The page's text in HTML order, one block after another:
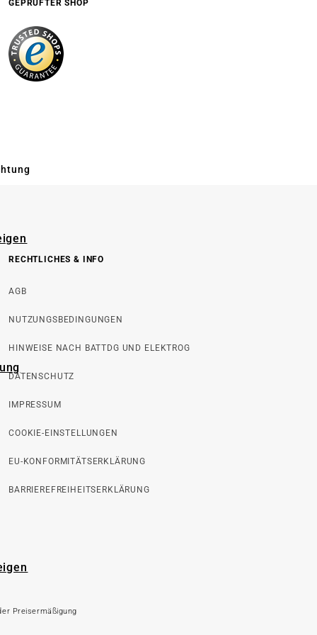
GEPRÜFTER SHOP
RECHTLICHES & INFO
AGB
NUTZUNGSBEDINGUNGEN
HINWEISE NACH BATTDG UND ELEKTROG
DATENSCHUTZ
IMPRESSUM
COOKIE-EINSTELLUNGEN
EU-KONFORMITÄTSERKLÄRUNG
BARRIEREFREIHEITSERKLÄRUNG
Preisermäßigung